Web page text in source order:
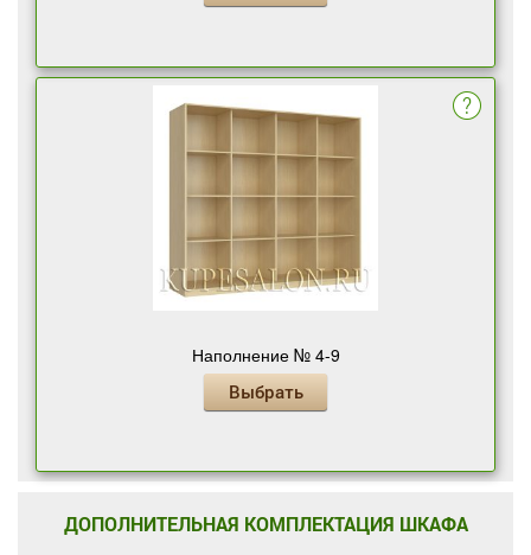
Наполнение № 4-9
Выбрать
ДОПОЛНИТЕЛЬНАЯ КОМПЛЕКТАЦИЯ ШКАФА